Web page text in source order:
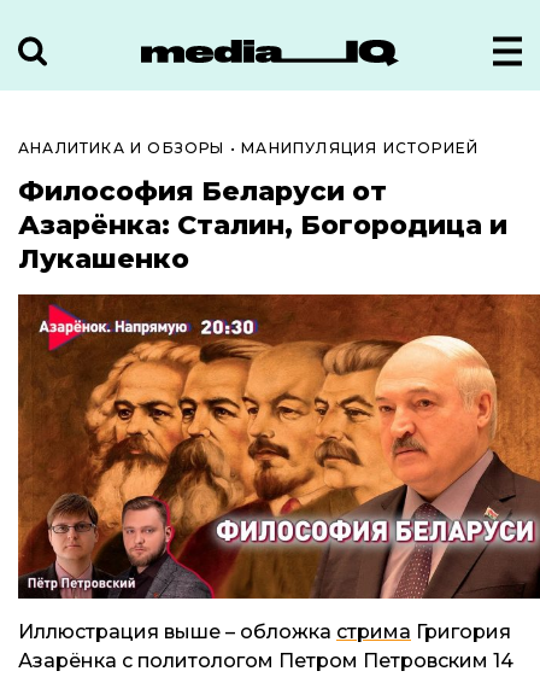
АНАЛИТИКА И ОБЗОРЫ •МАНИПУЛЯЦИЯ ИСТОРИЕЙ
Философия Беларуси от
Азарёнка: Сталин, Богородица и
Лукашенко
Иллюстрация выше – обложка стрима Григория
Азарёнка с политологом Петром Петровским 14